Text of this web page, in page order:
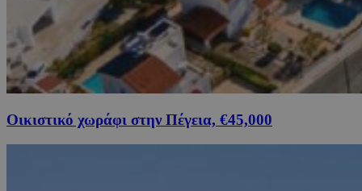
Οικιστικό χωράφι στην Πέγεια, €45,000